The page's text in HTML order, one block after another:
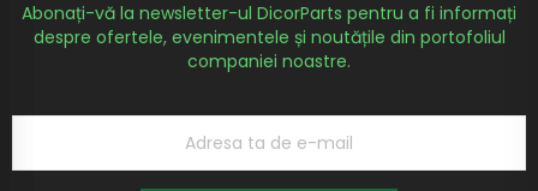
Abonați-vă la newsletter-ul DicorParts pentru a fi informați
despre ofertele, evenimentele și noutățile din portofoliul
companiei noastre.